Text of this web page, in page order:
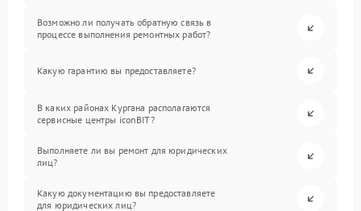
Возможно ли получать обратную связь в
процессе выполнения ремонтных работ?
Какую гарантию вы предоставляете?
В каких районах Кургана располагаются
сервисные центры iconBIT?
Выполняете ли вы ремонт для юридических
лиц?
Какую документацию вы предоставляете
для юридических лиц?